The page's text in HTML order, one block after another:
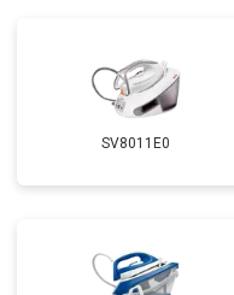
SV8011E0